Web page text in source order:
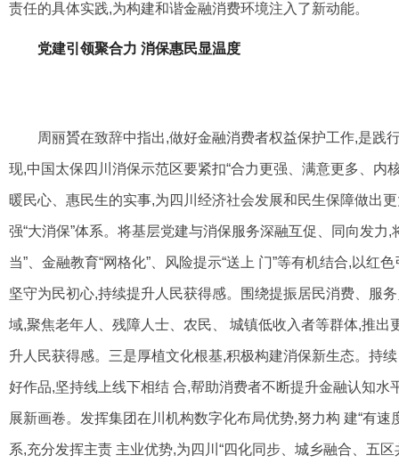
责任的具体实践,为构建和谐金融消费环境注入了新动能。
党建引领聚合力 消保惠民显温度
周丽贇在致辞中指出,做好金融消费者权益保护工作,是践
现,中国太保四川消保示范区要紧扣“合力更强、满意更多、内
暖民心、惠民生的实事,为四川经济社会发展和民生保障做出
强“大消保”体系。 将基层党建与消保服务深融互促、同向发力,
当”、金融教育“网格化”、风险提示“送上 门”等有机结合,以红
坚守为民初心,持续提升人民获得感。围绕提振居民消费、服
域,聚焦老年人、残障人士、农民、 城镇低收入者等群体,推出
升人民获得感。三是厚植文化根基,积极构建消保新生态。持
好作品,坚持线上线下相结 合,帮助消费者不断提升金融认知水
展新画卷。发挥集团在川机构数字化布局优势,努力构 建“有速
系,充分发挥主责 主业优势,为四川“四化同步、城乡融合、五